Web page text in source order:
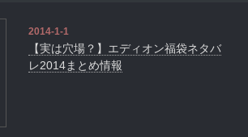
2014-1-1
【実は穴場？】エディオン福袋ネタバ
レ2014まとめ情報